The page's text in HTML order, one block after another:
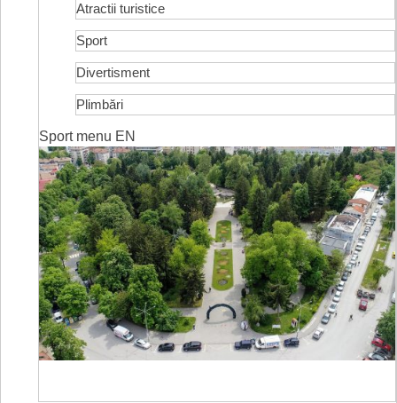
Atractii turistice
Sport
Divertisment
Plimbări
Sport menu EN